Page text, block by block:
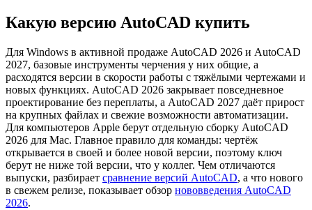
Какую версию AutoCAD купить
Для Windows в активной продаже AutoCAD 2026 и AutoCAD
2027, базовые инструменты черчения у них общие, а
расходятся версии в скорости работы с тяжёлыми чертежами и
новых функциях. AutoCAD 2026 закрывает повседневное
проектирование без переплаты, а AutoCAD 2027 даёт прирост
на крупных файлах и свежие возможности автоматизации.
Для компьютеров Apple берут отдельную сборку AutoCAD
2026 для Mac. Главное правило для команды: чертёж
открывается в своей и более новой версии, поэтому ключ
берут не ниже той версии, что у коллег. Чем отличаются
выпуски, разбирает сравнение версий AutoCAD, а что нового
в свежем релизе, показывает обзор нововведения AutoCAD
2026.